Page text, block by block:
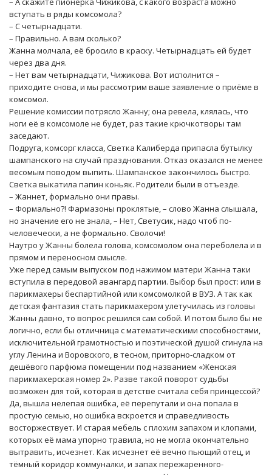
вступать в ряды комсомола?
– С четырнадцати.
– Правильно. А вам сколько?
Жанна молчала, её бросило в краску. Четырнадцать ей будет
через два дня.
– Нет вам четырнадцати, Чижикова. Вот исполнится –
приходите снова, и мы рассмотрим ваше заявление о приёме в
комсомол.
Решение комиссии потрясло Жанну; она ревела, клялась, что
ноги её в комсомоле не будет, раз такие крючкотворы там
заседают.
Подруга, комсорг класса, Светка Калиберда припасла бутылку
шампанского на случай празднования. Отказ оказался не менее
весомым поводом выпить. Шампанское закончилось быстро.
Светка выкатила папин коньяк. Родители были в отъезде.
– Жаннет, формально они правы.
– Формально?! Фармазоны проклятые, – слово Жанна слышала,
но значение его не знала, – Нет, Светусик, надо чтоб по-
человечески, а не формально. Сволочи!
Наутро у Жанны болела голова, комсомолом она переболела и в
прямом и переносном смысле.
Уже перед самым выпуском под нажимом матери Жанна таки
вступила в передовой авангард партии. Выбор был прост: или в
парикмахеры беспартийной или комсомолкой в ВУЗ. А так как
детская фантазия стать парикмахером улетучилась из головы
Жанны давно, то вопрос решился сам собой. И потом было бы не
логично, если бы отличница с математическими способностями,
исключительной грамотностью и поэтической душой сгинула на
углу Ленина и Воровского, в тесном, приторно-сладком от
дешёвого парфюма помещении под названием «Женская
парикмахерская номер 2». Разве такой поворот судьбы
возможен для той, которая в детстве считала себя принцессой?
Да, вышла нелепая ошибка, её перепутали и она попала в
простую семью, но ошибка вскроется и справедливость
восторжествует. И старая мебель с плохим запахом и клопами,
которых её мама упорно травила, но не могла окончательно
вытравить, исчезнет. Как исчезнет её вечно пьющий отец, и
тёмный коридор коммуналки, и запах пережаренного-